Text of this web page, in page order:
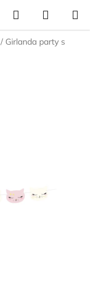
Hledat
KOŠÍK
/ Girlanda party s